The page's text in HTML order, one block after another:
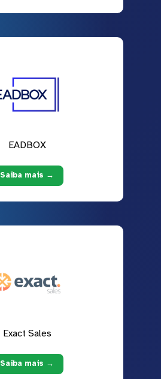
EADBOX
Saiba mais →
Exact Sales
Saiba mais →